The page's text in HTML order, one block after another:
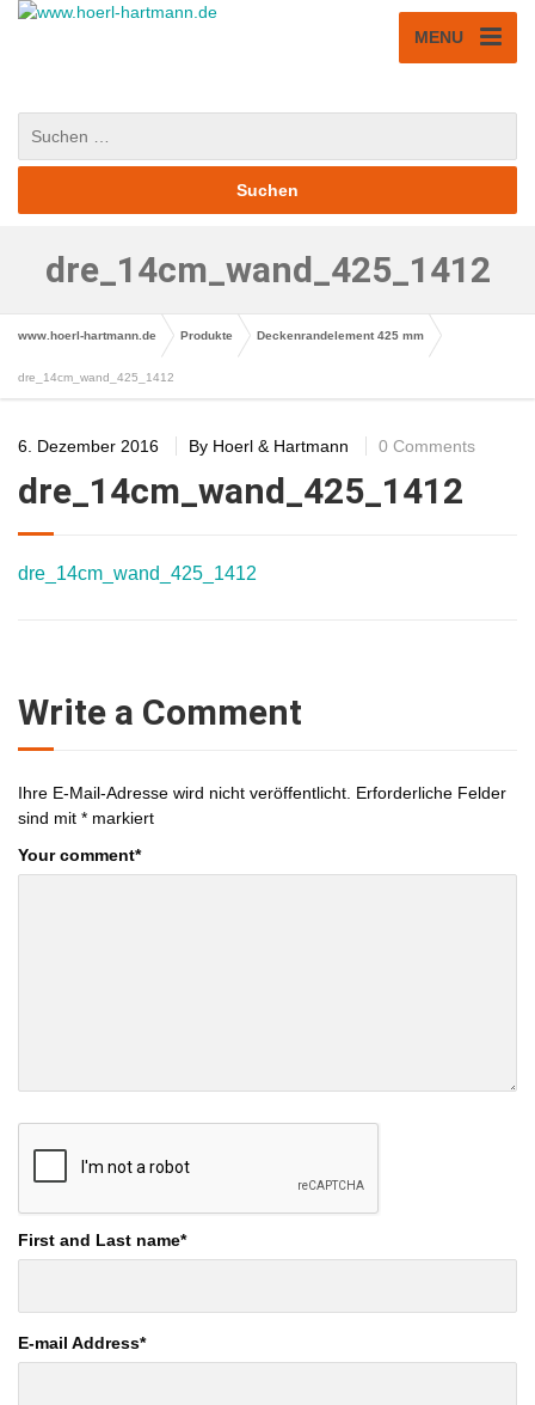
MENU
dre_14cm_wand_425_1412
www.hoerl-hartmann.de Produkte Deckenrandelement 425 mm
dre_14cm_wand_425_1412
6. Dezember 2016 By Hoerl & Hartmann 0 Comments
dre_14cm_wand_425_1412
dre_14cm_wand_425_1412
Write a Comment
Ihre E-Mail-Adresse wird nicht veröffentlicht. Erforderliche Felder
sind mit * markiert
Your comment*
First and Last name*
E-mail Address*